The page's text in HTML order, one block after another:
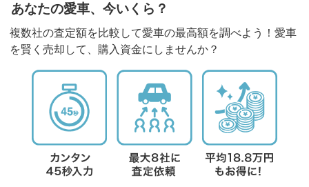
あなたの愛車、今いくら？
複数社の査定額を比較して愛車の最高額を調べよう！愛車
を賢く売却して、購入資金にしませんか？